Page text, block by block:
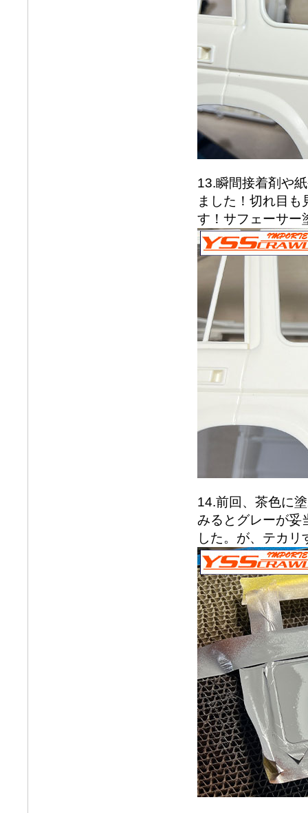
13.瞬間接着剤や
ました！切れ目
す！サフェーサー
14.前回、茶色に
みるとグレーが妥
した。が、テカ